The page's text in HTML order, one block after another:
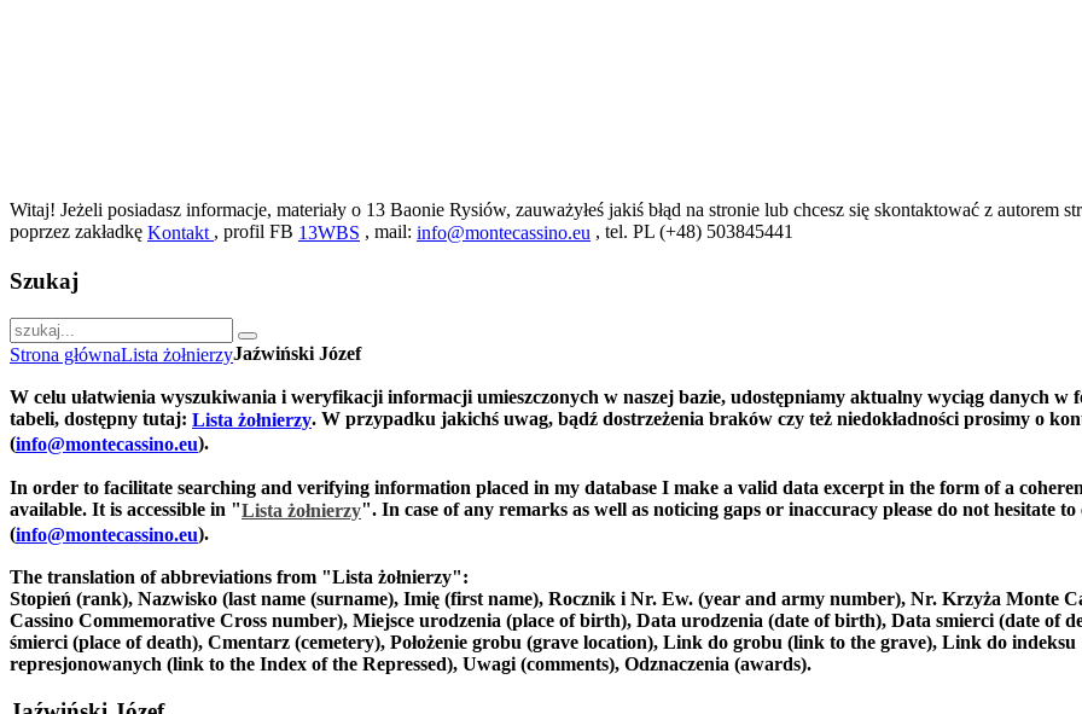
Witaj! Jeżeli posiadasz informacje, materiały o 13 Baonie Rysiów, zauważyłeś jakiś błąd na stronie lub chcesz się skontaktować z autorem
poprzez zakładkę Kontakt , profil FB 13WBS , mail: info@montecassino.eu , tel. PL (+48) 503845441
Szukaj
Strona głównaLista żołnierzyJaźwiński Józef
W celu ułatwienia wyszukiwania i weryfikacji informacji umieszczonych w naszej bazie, udostępniamy aktualny wyciąg danych w
tabeli, dostępny tutaj: Lista żołnierzy. W przypadku jakichś uwag, bądź dostrzeżenia braków czy też niedokładności prosimy o
(info@montecassino.eu).
In order to facilitate searching and verifying information placed in my database I make a valid data excerpt in the form of a
available. It is accessible in "Lista żołnierzy". In case of any remarks as well as noticing gaps or inaccuracy please do not hesitate to
(info@montecassino.eu).
The translation of abbreviations from "Lista żołnierzy":
Stopień (rank), Nazwisko (last name (surname), Imię (first name), Rocznik i Nr. Ew. (year and army number), Nr. Krzyża Monte
Cassino Commemorative Cross number), Miejsce urodzenia (place of birth), Data urodzenia (date of birth), Data smierci (date of
śmierci (place of death), Cmentarz (cemetery), Położenie grobu (grave location), Link do grobu (link to the grave), Link do indeksu
represjonowanych (link to the Index of the Repressed), Uwagi (comments), Odznaczenia (awards).